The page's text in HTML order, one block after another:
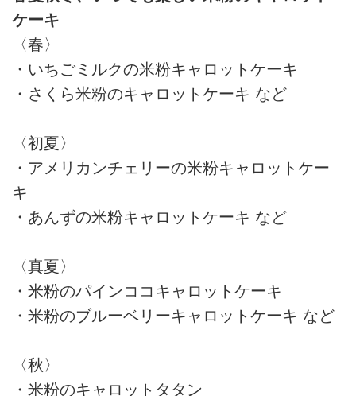
ケーキ
〈春〉
・いちごミルクの米粉キャロットケーキ
・さくら米粉のキャロットケーキ など
〈初夏〉
・アメリカンチェリーの米粉キャロットケー
キ
・あんずの米粉キャロットケーキ など
〈真夏〉
・米粉のパインココキャロットケーキ
・米粉のブルーベリーキャロットケーキ など
〈秋〉
・米粉のキャロットタタン